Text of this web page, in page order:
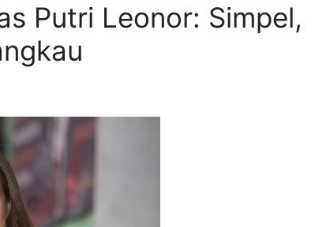
Putri Leonor: Simpel,